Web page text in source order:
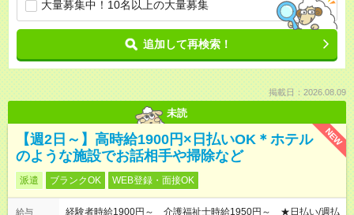
大量募集中！10名以上の大量募集
追加して再検索！
掲載日：2026.08.09
未読
NEW
【週2日～】高時給1900円×日払いOK＊ホテル
のような施設でお話相手や掃除など
派遣 ブランクOK WEB登録・面接OK
給与 経験者時給1900円～ 介護福祉士時給1950円～ ★日払い/週払